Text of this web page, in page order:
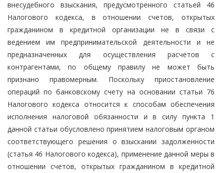
внесудебного взыскания, предусмотренного статьей 46
Налогового кодекса, в отношении счетов, открытых
гражданином в кредитной организации не в связи с
ведением им предпринимательской деятельности и не
предназначенных для осуществления расчетов с
контрагентами, по общему правилу не может быть
признано правомерным. Поскольку приостановление
операций по банковскому счету на основании статьи 76
Налогового кодекса относится к способам обеспечения
исполнения налоговой обязанности и в силу пункта 1
данной статьи обусловлено принятием налоговым органом
соответствующего решения о взыскании задолженности
(статья 46 Налогового кодекса), применение данной меры в
отношении счетов, открытых гражданином в кредитной